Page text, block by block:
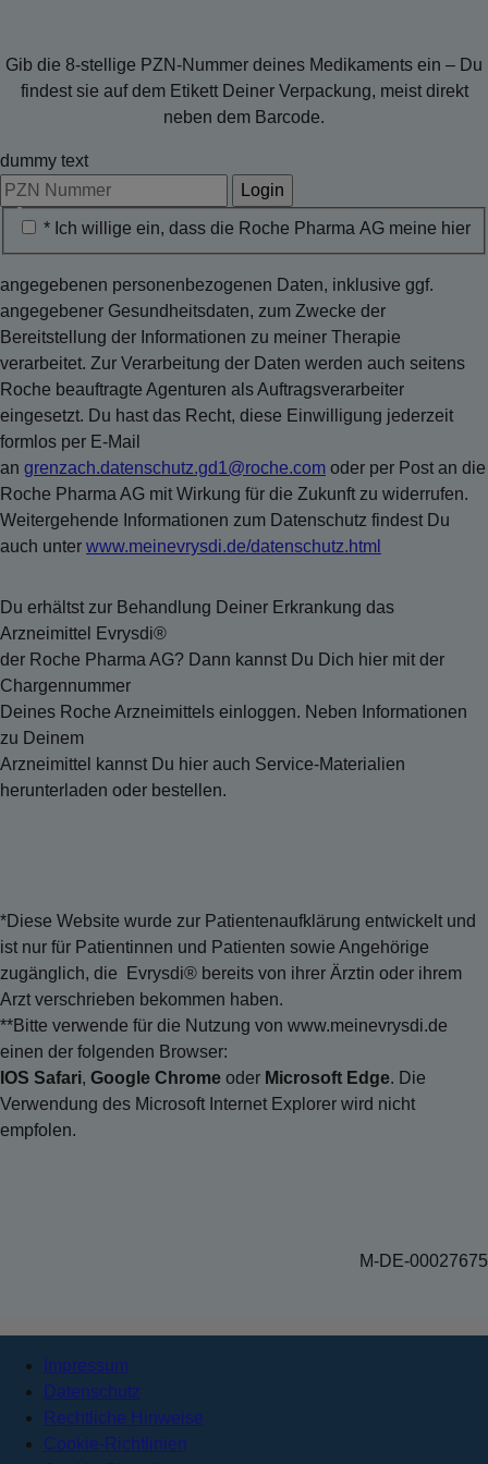
Gib die 8-stellige PZN-Nummer deines Medikaments ein – Du
findest sie auf dem Etikett Deiner Verpackung, meist direkt
neben dem Barcode.
dummy text
Login
* Ich willige ein, dass die Roche Pharma AG meine hier
angegebenen personenbezogenen Daten, inklusive ggf.
angegebener Gesundheitsdaten, zum Zwecke der
Bereitstellung der Informationen zu meiner Therapie
verarbeitet. Zur Verarbeitung der Daten werden auch seitens
Roche beauftragte Agenturen als Auftragsverarbeiter
eingesetzt. Du hast das Recht, diese Einwilligung jederzeit
formlos per E-Mail
an grenzach.datenschutz.gd1@roche.com oder per Post an die
Roche Pharma AG mit Wirkung für die Zukunft zu widerrufen.
Weitergehende Informationen zum Datenschutz findest Du
auch unter www.meinevrysdi.de/datenschutz.html
Du erhältst zur Behandlung Deiner Erkrankung das
Arzneimittel Evrysdi®
der Roche Pharma AG? Dann kannst Du Dich hier mit der
Chargennummer
Deines Roche Arzneimittels einloggen. Neben Informationen
zu Deinem
Arzneimittel kannst Du hier auch Service-Materialien
herunterladen oder bestellen.
*Diese Website wurde zur Patientenaufklärung entwickelt und
ist nur für Patientinnen und Patienten sowie Angehörige
zugänglich, die Evrysdi® bereits von ihrer Ärztin oder ihrem
Arzt verschrieben bekommen haben.
**Bitte verwende für die Nutzung von www.meinevrysdi.de
einen der folgenden Browser:
IOS Safari, Google Chrome oder Microsoft Edge. Die
Verwendung des Microsoft Internet Explorer wird nicht
empfolen.
M-DE-00027675
Impressum
Datenschutz
Rechtliche Hinweise
Cookie-Richtlinien